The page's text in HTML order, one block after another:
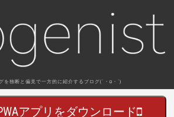
を独断と偏見で一方的に紹介するブログ(´・Ω・`)
アプリをダウンロード